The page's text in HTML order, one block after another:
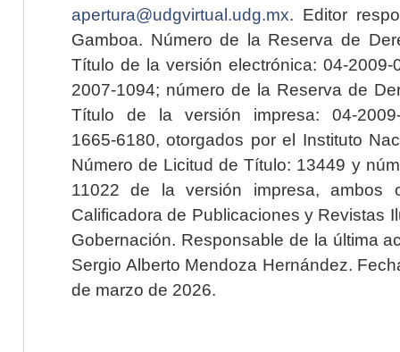
apertura@udgvirtual.udg.mx. Editor
Gamboa. Número de la Reserva de
Título de la versión electrónica: 04-2009-
2007-1094; número de la Reserva de
Título de la versión impresa: 04-2009-
1665-6180, otorgados por el Instituto
Número de Licitud de Título: 13449 y
11022 de la versión impresa, ambos
Calificadora de Publicaciones y Revistas
Gobernación. Responsable de la última
Sergio Alberto Mendoza Hernández.
de marzo de 2026.